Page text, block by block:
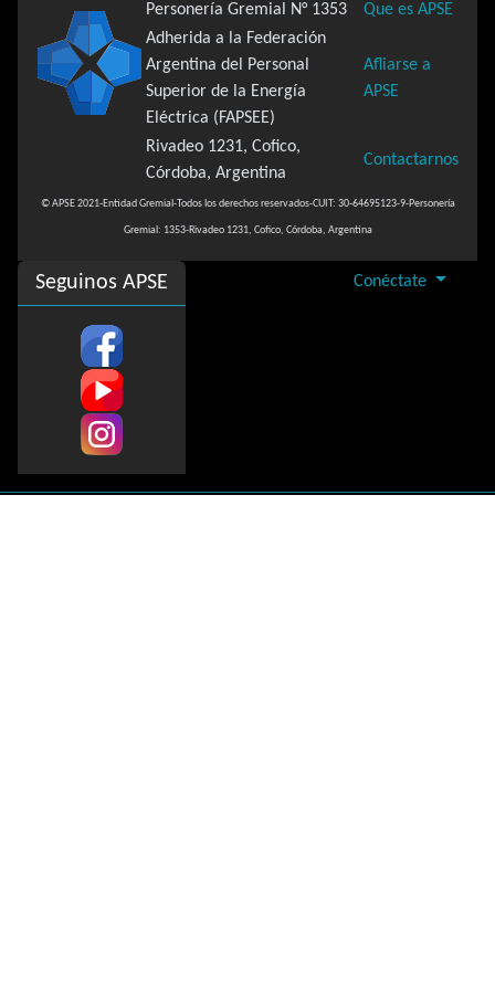
Personería Gremial N° 1353
Que es APSE
Adherida a la Federación
Argentina del Personal
Superior de la Energía
Eléctrica (FAPSEE)
Afliarse a
APSE
Rivadeo 1231, Cofico,
Córdoba, Argentina
Contactarnos
© APSE 2021-Entidad Gremial-Todos los derechos reservados-CUIT: 30-64695123-9-Personería
Gremial: 1353-Rivadeo 1231, Cofico, Córdoba, Argentina
Seguinos APSE Conéctate